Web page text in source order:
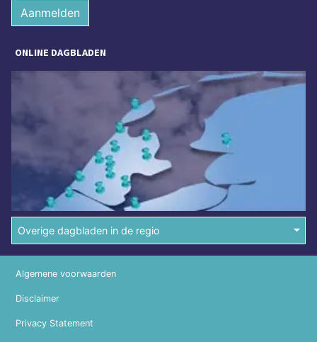
Aanmelden
ONLINE DAGBLADEN
Overige dagbladen in de regio
Algemene voorwaarden
Disclaimer
Privacy Statement